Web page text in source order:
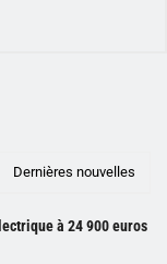
Dernières nouvelles
à 24 900 euros